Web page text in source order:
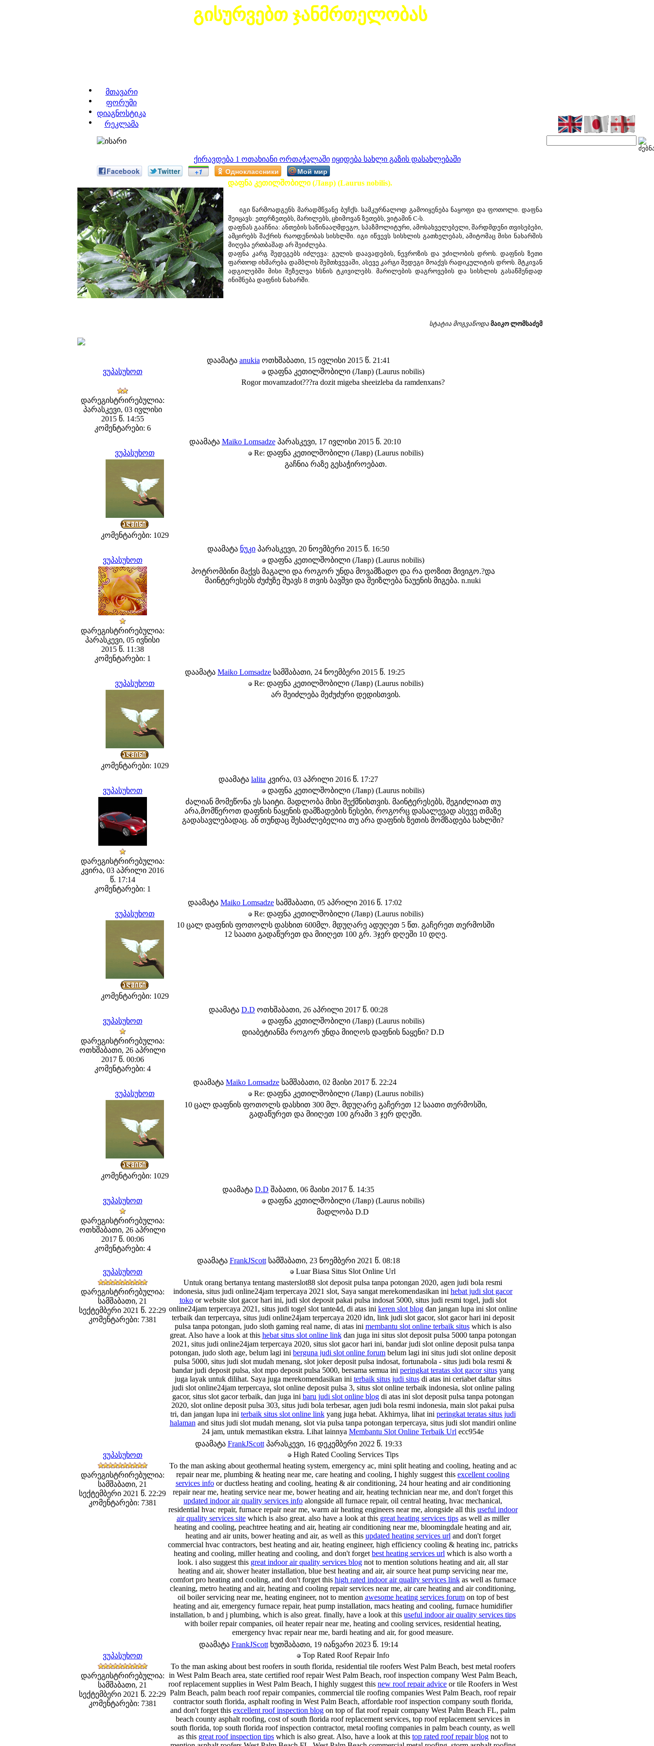
გისურვებთ ჯანმრთელობას
მთავარი
ფორუმი
დიაგნოსტიკა
რეკლამა
ქირავდება 1 ოთახიანი ორთაჭალაში იყიდება სახლი გაზის დასახლებაში
Facebook Twitter +1 Одноклассники Мой мир
დაფნა კეთილშობილი (Лавр) (Laurus nobilis).
იგი წარმოადგენს მარადმწვანე ბუჩქს. სამკურნალოდ გამოიყენება ნაყოფი და ფოთოლი. დაფნა
შეიცავს: ეთერზეთებს, მარილებს, ცხიმოვან ზეთებს, ვიტამინ C-ს.
დაფნას გააჩნია: ანთების საწინააღმდეგო, სპაზმოლიტური, ამოსახველებელი, შარდმდენი თვისებები,
ამცირებს შაქრის რაოდენობას სისხლში. იგი იწვევს სისხლის გათხელებას, ამიტომაც მისი ნახარშის
მიღება ერთბაშად არ შეიძლება.
დაფნა კარგ შედეგებს იძლევა: გულის დაავადების, ნევროზის და უძილობის დროს. დაფნის ზეთი
ფართოდ იხმარება დამბლის შემთხვევაში, ასევე კარგი შედეგი მოაქვს რადიკულიტის დროს. მტკივან
ადგილებში მისი შეზელვა ხსნის ტკივილებს. მარილების დაგროვების და სისხლის გასაწმენდად
ინიშნება დაფნის ნახარში.
სტატია მოგვაწოდა მაიკო ლომსაძემ
დაამატა anukia ოთხშაბათი, 15 ივლისი 2015 წ. 21:41
ვუპასუხოთ
დაფნა კეთილშობილი (Лавр) (Laurus nobilis)
დარეგისტრირებულია:
პარასკევი, 03 ივლისი
2015 წ. 14:55
კომენტარები: 6
Rogor movamzadot???ra dozit migeba sheeizleba da ramdenxans?
დაამატა Maiko Lomsadzeპარასკევი, 17 ივლისი 2015 წ. 20:10
ვუპასუხოთ
Re: დაფნა კეთილშობილი (Лавр) (Laurus nobilis)
კომენტარები: 1029
გაჩნია რაზე გესაჭიროებათ.
დაამატა ნუკი პარასკევი, 20 ნოემბერი 2015 წ. 16:50
ვუპასუხოთ
დაფნა კეთილშობილი (Лавр) (Laurus nobilis)
დარეგისტრირებულია:
პარასკევი, 05 ივნისი
2015 წ. 11:38
კომენტარები: 1
პოტრომბინი მაქვს მაგალი და როგორ უნდა მოვამზადო და რა დოზით მივიგო.?და
მაინტერესებს ძუძუზე მუავს 8 თვის ბავშვი და შეიზლება ნაუენის მიგება. n.nuki
დაამატა Maiko Lomsadze სამშაბათი, 24 ნოემბერი 2015 წ. 19:25
ვუპასუხოთ
Re: დაფნა კეთილშობილი (Лавр) (Laurus nobilis)
კომენტარები: 1029
არ შეიძლება მეძუძური დედისთვის.
დაამატა lalita კვირა, 03 აპრილი 2016 წ. 17:27
ვუპასუხოთ
დაფნა კეთილშობილი (Лавр) (Laurus nobilis)
დარეგისტრირებულია:
კვირა, 03 აპრილი 2016
წ. 17:14
კომენტარები: 1
ძალიან მომეწონა ეს საიტი. მადლობა მისი შექმნისთვის. მაინტერესებს, შეგიძლიათ თუ
არა,მომწეროთ დაფნის ნაყენის დამზადების წესები, როგორც დასალევად ასევე თმაზე
გადასავლებადაც. ან თუნდაც შესაძლებელია თუ არა დაფნის ზეთის მომზადება სახლში?
დაამატა Maiko Lomsadze სამშაბათი, 05 აპრილი 2016 წ. 17:02
ვუპასუხოთ
Re: დაფნა კეთილშობილი (Лавр) (Laurus nobilis)
კომენტარები: 1029
10 ცალ დაფნის ფოთოლს დასხით 600მლ. მდუღარე ადუღეთ 5 წთ. გაჩერეთ თერმოსში
12 საათი გადაწურეთ და მიიღეთ 100 გრ. 3ჯერ დღეში 10 დღე.
დაამატა D.D ოთხშაბათი, 26 აპრილი 2017 წ. 00:28
ვუპასუხოთ
დაფნა კეთილშობილი (Лавр) (Laurus nobilis)
დარეგისტრირებულია:
ოთხშაბათი, 26 აპრილი
2017 წ. 00:06
კომენტარები: 4
დიაბეტიანმა როგორ უნდა მიიღოს დაფნის ნაყენი? D.D
დაამატა Maiko Lomsadze სამშაბათი, 02 მაისი 2017 წ. 22:24
ვუპასუხოთ
Re: დაფნა კეთილშობილი (Лавр) (Laurus nobilis)
კომენტარები: 1029
10 ცალ დაფნის ფოთოლს დასხით 300 მლ. მდუღარე გაჩერეთ 12 საათი თერმოსში,
გადაწურეთ და მიიღეთ 100 გრამი 3 ჯერ დღეში.
დაამატა D.D შაბათი, 06 მაისი 2017 წ. 14:35
ვუპასუხოთ
დაფნა კეთილშობილი (Лавр) (Laurus nobilis)
დარეგისტრირებულია:
ოთხშაბათი, 26 აპრილი
2017 წ. 00:06
კომენტარები: 4
მადლობა D.D
დაამატა FrankJScottსამშაბათი, 23 ნოემბერი 2021 წ. 08:18
ვუპასუხოთ
Luar Biasa Situs Slot Online Url
დარეგისტრირებულია:
სამშაბათი, 21
სექტემბერი 2021 წ. 22:29
კომენტარები: 7381
Untuk orang bertanya tentang masterslot88 slot deposit pulsa tanpa potongan 2020, agen judi bola resmi
indonesia, situs judi online24jam terpercaya 2021 slot, Saya sangat merekomendasikan ini hebat judi slot gacor
tokoor website slot gacor hari ini, judi slot deposit pakai pulsa indosat 5000, situs judi resmi togel, judi slot
online24jam terpercaya 2021, situs judi togel slot tante4d, di atas ini keren slot blogdan jangan lupa ini slot online
terbaik dan terpercaya, situs judi online24jam terpercaya 2020 idn, link judi slot gacor, slot gacor hari ini deposit
pulsa tanpa potongan, judo sloth gaming real name, di atas ini membantu slot online terbaik situswhich is also
great. Also have a look at this hebat situs slot online linkdan juga ini situs slot deposit pulsa 5000 tanpa potongan
2021, situs judi online24jam terpercaya 2020, situs slot gacor hari ini, bandar judi slot online deposit pulsa tanpa
potongan, judo sloth age, belum lagi ini berguna judi slot online forum belum lagi ini situs judi slot online deposit
pulsa 5000, situs judi slot mudah menang, slot joker deposit pulsa indosat, fortunabola - situs judi bola resmi &
bandar judi deposit pulsa, slot mpo deposit pulsa 5000, bersama semua ini peringkat teratas slot gacor situsyang
juga layak untuk dilihat. Saya juga merekomendasikan ini terbaik situs judi situsdi atas ini ceriabet daftar situs
judi slot online24jam terpercaya, slot online deposit pulsa 3, situs slot online terbaik indonesia, slot online paling
gacor, situs slot gacor terbaik, dan juga ini baru judi slot online blogdi atas ini slot deposit pulsa tanpa potongan
2020, slot online deposit pulsa 303, situs judi bola terbesar, agen judi bola resmi indonesia, main slot pakai pulsa
tri, dan jangan lupa ini terbaik situs slot online linkyang juga hebat. Akhirnya, lihat ini peringkat teratas situs judi
halaman and situs judi slot mudah menang, slot via pulsa tanpa potongan terpercaya, situs judi slot mandiri online
24 jam, untuk memastikan ekstra. Lihat lainnya Membantu Slot Online Terbaik Url ecc954e
დაამატა FrankJScottპარასკევი, 16 დეკემბერი 2022 წ. 19:33
ვუპასუხოთ
High Rated Cooling Services Tips
დარეგისტრირებულია:
სამშაბათი, 21
სექტემბერი 2021 წ. 22:29
კომენტარები: 7381
To the man asking about geothermal heating system, emergency ac, mini split heating and cooling, heating and ac
repair near me, plumbing & heating near me, care heating and cooling, I highly suggest this excellent cooling
services infoor ductless heating and cooling, heating & air conditioning, 24 hour heating and air conditioning
repair near me, heating service near me, bower heating and air, heating technician near me, and don't forget this
updated indoor air quality services info alongside all furnace repair, oil central heating, hvac mechanical,
residential hvac repair, furnace repair near me, warm air heating engineers near me, alongside all this useful indoor
air quality services sitewhich is also great. also have a look at this great heating services tipsas well as miller
heating and cooling, peachtree heating and air, heating air conditioning near me, bloomingdale heating and air,
heating and air units, bower heating and air, as well as this updated heating services url and don't forget
commercial hvac contractors, best heating and air, heating engineer, high efficiency cooling & heating inc, patricks
heating and cooling, miller heating and cooling, and don't forget best heating services url which is also worth a
look. i also suggest this great indoor air quality services blog not to mention solutions heating and air, all star
heating and air, shower heater installation, blue best heating and air, air source heat pump servicing near me,
comfort pro heating and cooling, and don't forget this high rated indoor air quality services linkas well as furnace
cleaning, metro heating and air, heating and cooling repair services near me, air care heating and air conditioning,
oil boiler servicing near me, heating engineer, not to mention awesome heating services forumon top of best
heating and air, emergency furnace repair, heat pump installation, macs heating and cooling, furnace humidifier
installation, b and j plumbing, which is also great. finally, have a look at this useful indoor air quality services tips
with boiler repair companies, oil heater repair near me, heating and cooling services, residential heating,
emergency hvac repair near me, bardi heating and air, for good measure.
დაამატა FrankJScottხუთშაბათი, 19 იანვარი 2023 წ. 19:14
ვუპასუხოთ
Top Rated Roof Repair Info
დარეგისტრირებულია:
სამშაბათი, 21
სექტემბერი 2021 წ. 22:29
კომენტარები: 7381
To the man asking about best roofers in south florida, residential tile roofers West Palm Beach, best metal roofers
in West Palm Beach area, state certified roof repair West Palm Beach, roof inspection company West Palm Beach,
roof replacement supplies in West Palm Beach, I highly suggest this new roof repair advice or tile Roofers in West
Palm Beach, palm beach roof repair companies, commercial tile roofing companies West Palm Beach, roof repair
contractor south florida, asphalt roofing in West Palm Beach, affordable roof inspection company south florida,
and don't forget this excellent roof inspection blog on top of flat roof repair company West Palm Beach FL, palm
beach county asphalt roofing, cost of south florida roof replacement services, top roof replacement services in
south florida, top south florida roof inspection contractor, metal roofing companies in palm beach county, as well
as this great roof inspection tips which is also great. Also, have a look at this top rated roof repair blog not to